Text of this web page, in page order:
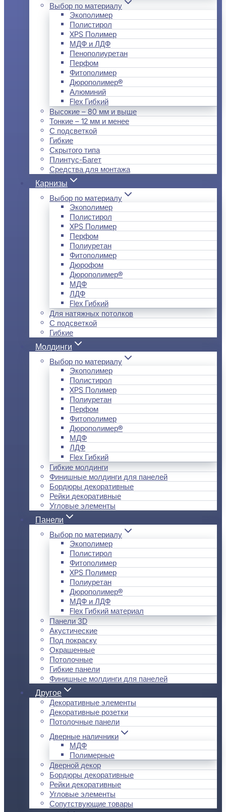
Выбор по материалу
Экополимер
Полистирол
XPS Полимер
МДФ и ЛДФ
Пенополиуретан
Перфом
Фитополимер
Дюрополимер®
Алюминий
Flex Гибкий
Высокие – 80 мм и выше
Тонкие – 12 мм и менее
С подсветкой
Гибкие
Скрытого типа
Плинтус-Багет
Средства для монтажа
Карнизы
Выбор по материалу
Экополимер
Полистирол
XPS Полимер
Перфом
Полиуретан
Фитополимер
Дюрофом
Дюрополимер®
МДФ
ЛДФ
Flex Гибкий
Для натяжных потолков
С подсветкой
Гибкие
Молдинги
Выбор по материалу
Экополимер
Полистирол
XPS Полимер
Полиуретан
Перфом
Фитополимер
Дюрополимер®
МДФ
ЛДФ
Flex Гибкий
Гибкие молдинги
Финишные молдинги для панелей
Бордюры декоративные
Рейки декоративные
Угловые элементы
Панели
Выбор по материалу
Экополимер
Полистирол
Фитополимер
XPS Полимер
Полиуретан
Дюрополимер®
МДФ и ЛДФ
Flex Гибкий материал
Панели 3D
Акустические
Под покраску
Окрашенные
Потолочные
Гибкие панели
Финишные молдинги для панелей
Другое
Декоративные элементы
Декоративные розетки
Потолочные панели
Дверные наличники
МДФ
Полимерные
Дверной декор
Бордюры декоративные
Рейки декоративные
Угловые элементы
Сопутствующие товары